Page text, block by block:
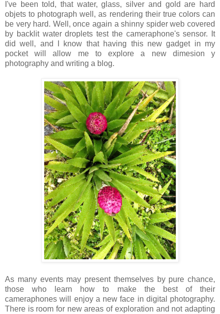
I've been told, that water, glass, silver and gold are hard
objets to photograph well, as rendering their true colors can
be very hard. Well, once again a shinny spider web covered
by backlit water droplets test the cameraphone's sensor. It
did well, and I know that having this new gadget in my
pocket will allow me to explore a new dimesion y
photography and writing a blog.
As many events may present themselves by pure chance,
those who learn how to make the best of their
cameraphones will enjoy a new face in digital photography.
There is room for new areas of exploration and not adapting